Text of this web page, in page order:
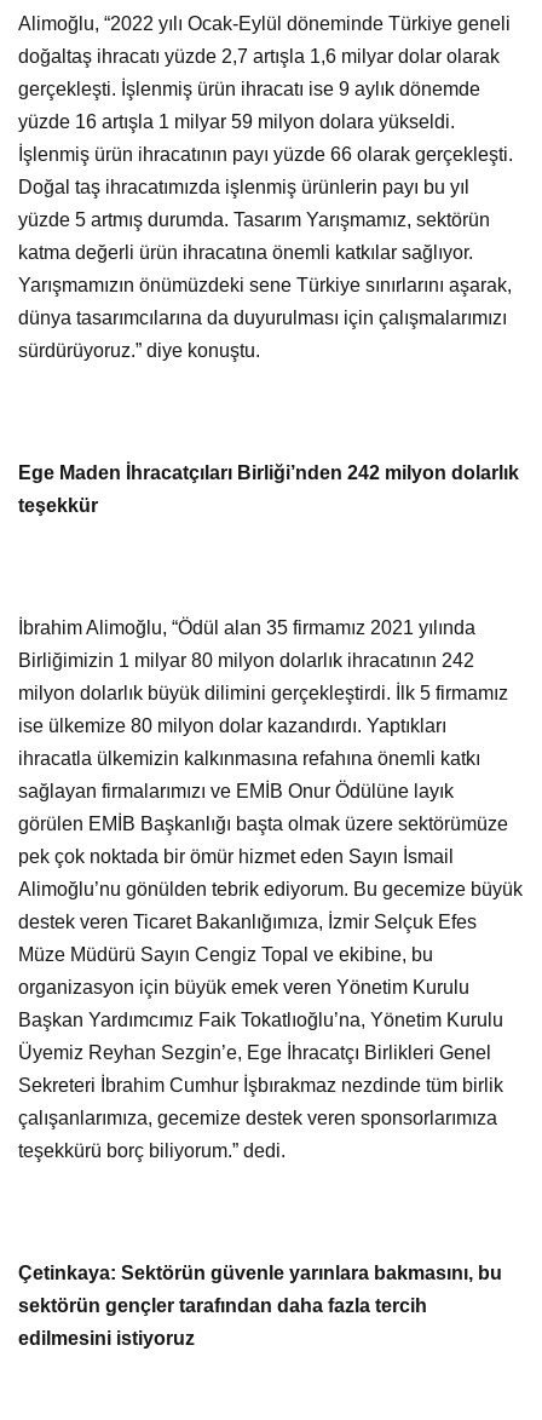
Alimoğlu, “2022 yılı Ocak-Eylül döneminde Türkiye geneli
doğaltaş ihracatı yüzde 2,7 artışla 1,6 milyar dolar olarak
gerçekleşti. İşlenmiş ürün ihracatı ise 9 aylık dönemde
yüzde 16 artışla 1 milyar 59 milyon dolara yükseldi.
İşlenmiş ürün ihracatının payı yüzde 66 olarak gerçekleşti.
Doğal taş ihracatımızda işlenmiş ürünlerin payı bu yıl
yüzde 5 artmış durumda. Tasarım Yarışmamız, sektörün
katma değerli ürün ihracatına önemli katkılar sağlıyor.
Yarışmamızın önümüzdeki sene Türkiye sınırlarını aşarak,
dünya tasarımcılarına da duyurulması için çalışmalarımızı
sürdürüyoruz.” diye konuştu.
Ege Maden İhracatçıları Birliği’nden 242 milyon dolarlık
teşekkür
İbrahim Alimoğlu, “Ödül alan 35 firmamız 2021 yılında
Birliğimizin 1 milyar 80 milyon dolarlık ihracatının 242
milyon dolarlık büyük dilimini gerçekleştirdi. İlk 5 firmamız
ise ülkemize 80 milyon dolar kazandırdı. Yaptıkları
ihracatla ülkemizin kalkınmasına refahına önemli katkı
sağlayan firmalarımızı ve EMİB Onur Ödülüne layık
görülen EMİB Başkanlığı başta olmak üzere sektörümüze
pek çok noktada bir ömür hizmet eden Sayın İsmail
Alimoğlu’nu gönülden tebrik ediyorum. Bu gecemize büyük
destek veren Ticaret Bakanlığımıza, İzmir Selçuk Efes
Müze Müdürü Sayın Cengiz Topal ve ekibine, bu
organizasyon için büyük emek veren Yönetim Kurulu
Başkan Yardımcımız Faik Tokatlıoğlu’na, Yönetim Kurulu
Üyemiz Reyhan Sezgin’e, Ege İhracatçı Birlikleri Genel
Sekreteri İbrahim Cumhur İşbırakmaz nezdinde tüm birlik
çalışanlarımıza, gecemize destek veren sponsorlarımıza
teşekkürü borç biliyorum.” dedi.
Çetinkaya: Sektörün güvenle yarınlara bakmasını, bu
sektörün gençler tarafından daha fazla tercih
edilmesini istiyoruz